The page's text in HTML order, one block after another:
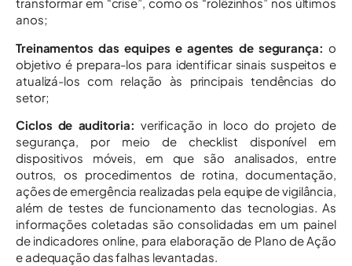
transformar em “crise”, como os “rolêzinhos” nos últimos
anos;
Treinamentos das equipes e agentes de segurança: o
objetivo é prepara-los para identificar sinais suspeitos e
atualizá-los com relação às principais tendências do
setor;
Ciclos de auditoria: verificação in loco do projeto de
segurança, por meio de checklist disponível em
dispositivos móveis, em que são analisados, entre
outros, os procedimentos de rotina, documentação,
ações de emergência realizadas pela equipe de vigilância,
além de testes de funcionamento das tecnologias. As
informações coletadas são consolidadas em um painel
de indicadores online, para elaboração de Plano de Ação
e adequação das falhas levantadas.